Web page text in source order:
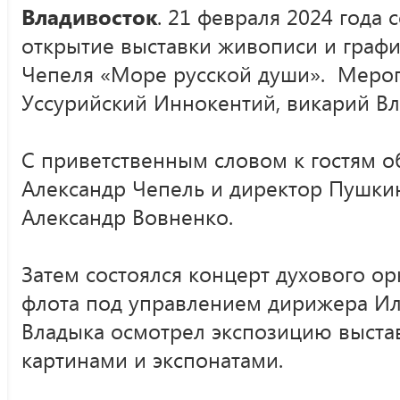
Владивосток. 21 февраля 2024 года
открытие выставки живописи и
Чепеля «Море русской души».
Уссурийский Иннокентий, викарий
С приветственным словом к гостям
Александр Чепель и директор
Александр Вовненко.
Затем состоялся концерт духового
флота под управлением дирижера
Владыка осмотрел экспозицию
картинами и экспонатами.